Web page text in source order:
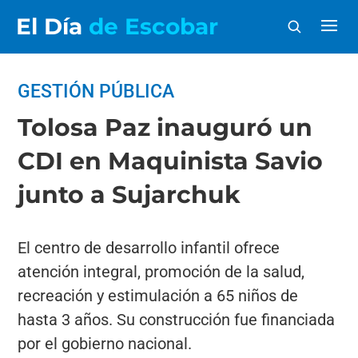
El Día de Escobar
GESTIÓN PÚBLICA
Tolosa Paz inauguró un
CDI en Maquinista Savio
junto a Sujarchuk
El centro de desarrollo infantil ofrece
atención integral, promoción de la salud,
recreación y estimulación a 65 niños de
hasta 3 años. Su construcción fue financiada
por el gobierno nacional.